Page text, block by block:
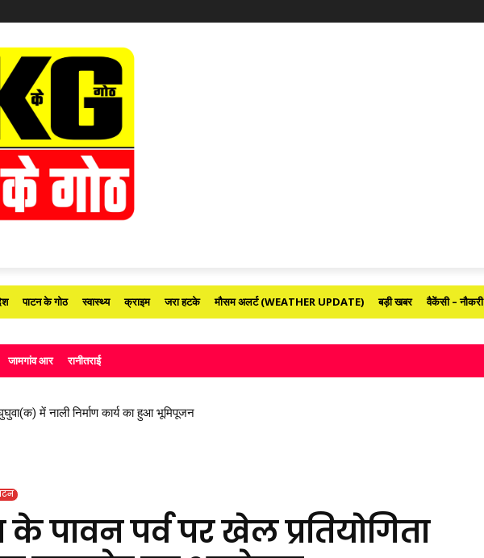
पाटन के गोठ स्वास्थ्य क्राइम जरा हटके मौसम अलर्ट (WEATHER UPDATE) बड़ी खबर वैकेंसी – नौकरी
जामगांव आर रानीतराई
में नाली निर्माण कार्य का हुआ भूमिपूजन
गाइड के बच्चों ने रैली निकालकर दिया स्वच्छ पर्यावरण का संदेश
के पावन पर्व पर खेल प्रतियोगिता